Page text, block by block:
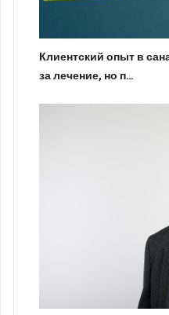
Клиентский опыт в
за лечение, но п…